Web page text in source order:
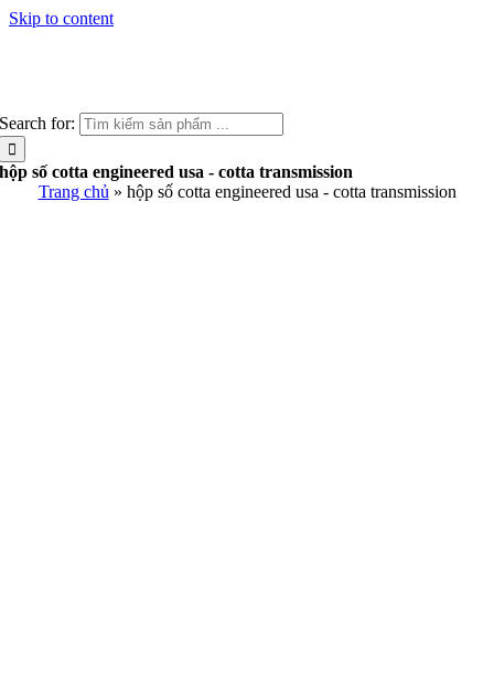
Skip to content
Search for:
hộp số cotta engineered usa - cotta transmission
Trang chủ » hộp số cotta engineered usa - cotta transmission